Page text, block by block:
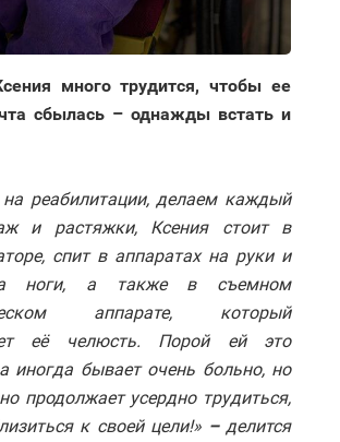
много трудится, чтобы ее
сбылась – однажды встать и
реабилитации, делаем каждый
и растяжки, Ксения стоит в
спит в аппаратах на руки и
ноги, а также в съемном
аппарате, который
её челюсть. Порой ей это
иногда бывает очень больно, но
продолжает усердно трудиться,
к своей цели!» –делится